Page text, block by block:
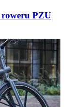
roweru PZU